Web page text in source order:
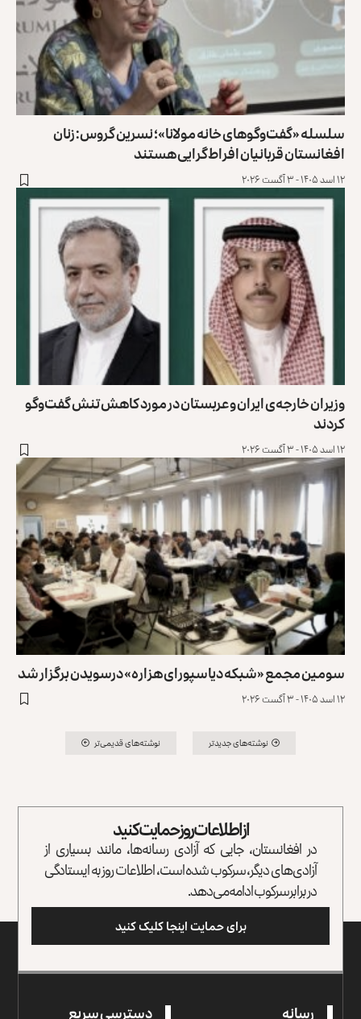
سلسله «گفت‌وگوهای خانه مولانا»؛ نسرین گروس: زنان
افغانستان ‏قربانیان افراط‌گرایی هستند
۱۲ اسد ۱۴۰۵ - ۳ آگست ۲۰۲۶
وزیران خارجه‌ی ایران و عربستان در مورد کاهش تنش گفت‌وگو
کردند
۱۲ اسد ۱۴۰۵ - ۳ آگست ۲۰۲۶
سومین مجمع «شبکه دیاسپورای هزاره» درسویدن برگزار شد
۱۲ اسد ۱۴۰۵ - ۳ آگست ۲۰۲۶
نوشته‌های جدیدتر نوشته‌های قدیمی‌تر
از اطلاعات روز حمایت کنید
در افغانستان، جایی که آزادی رسانه‌ها، مانند بسیاری از
آزادی‌های دیگر، سرکوب شده است، اطلاعات روز به ایستادگی
در برابر سرکوب ادامه می‌دهد.
برای حمایت اینجا کلیک کنید
رسانه دسترسی سریع